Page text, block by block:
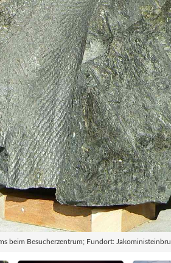
beim Besucherzentrum; Fundort: